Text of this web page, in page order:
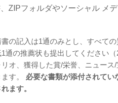
ZIPフォルダやソーシャル メ
の記入は1通のみとし、すべて
通の推薦状も提出してください
オ、獲得した賞/栄誉、ニュー
す。
必要な書類が添付されて
ます。